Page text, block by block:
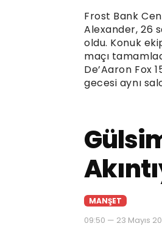
Frost Bank
Alexander, 26
oldu. Konuk
maçı
De’Aaron Fox
gecesi aynı